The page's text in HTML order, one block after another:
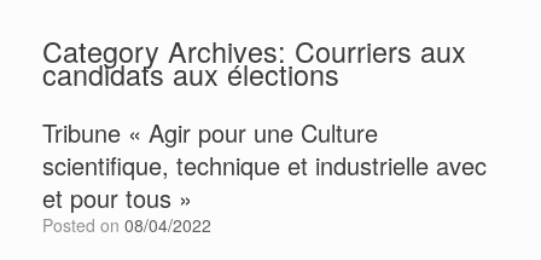
Category Archives: Courriers aux
candidats aux élections
Tribune « Agir pour une Culture
scientifique, technique et industrielle avec
et pour tous »
Posted on 08/04/2022